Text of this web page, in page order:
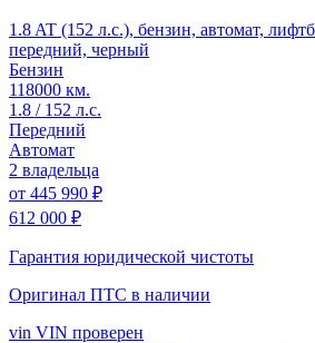
1.8 AT (152 л.с.), бензин, автомат,
передний, черный
Бензин
118000 км.
1.8 / 152 л.с.
Передний
Автомат
2 владельца
от 445 990 ₽
612 000 ₽
Гарантия юридической чистоты
Оригинал ПТС в наличии
vin VIN проверен